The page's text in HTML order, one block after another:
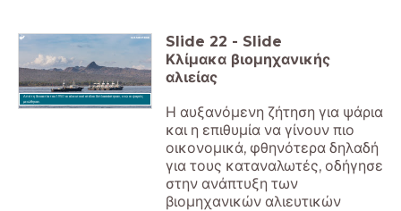
Από τη δεκαετία του 1950 οι αλιευτικοί στόλοι διπλασιάστηκαν, ενώ οι ψαριές
μειώθηκαν.
Slide 22 - Slide
Κλίμακα βιομηχανικής
αλιείας
Η αυξανόμενη ζήτηση για ψάρια
και η επιθυμία να γίνουν πιο
οικονομικά, φθηνότερα δηλαδή
για τους καταναλωτές, οδήγησε
στην ανάπτυξη των
βιομηχανικών αλιευτικών